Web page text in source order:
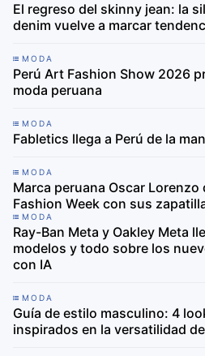
El regreso del skinny jean: la
denim vuelve a marcar
MODA
Perú Art Fashion Show 2026
moda peruana
MODA
Fabletics llega a Perú de la
MODA
Marca peruana Oscar Lorenzo
Fashion Week con sus
MODA
Ray-Ban Meta y Oakley Meta
modelos y todo sobre los
con IA
MODA
Guía de estilo masculino: 4
inspirados en la versatilidad